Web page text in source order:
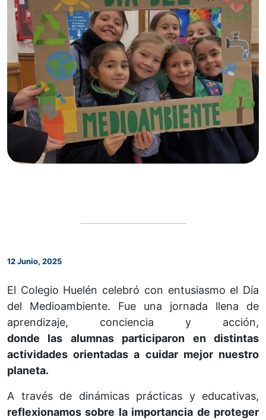
12 Junio, 2025
El Colegio Huelén celebró con entusiasmo el Día
del Medioambiente. Fue una jornada llena de
aprendizaje, conciencia y acción,
donde las alumnas participaron en distintas
actividades orientadas a cuidar mejor nuestro
planeta.
A través de dinámicas prácticas y educativas,
reflexionamos sobre la importancia de proteger